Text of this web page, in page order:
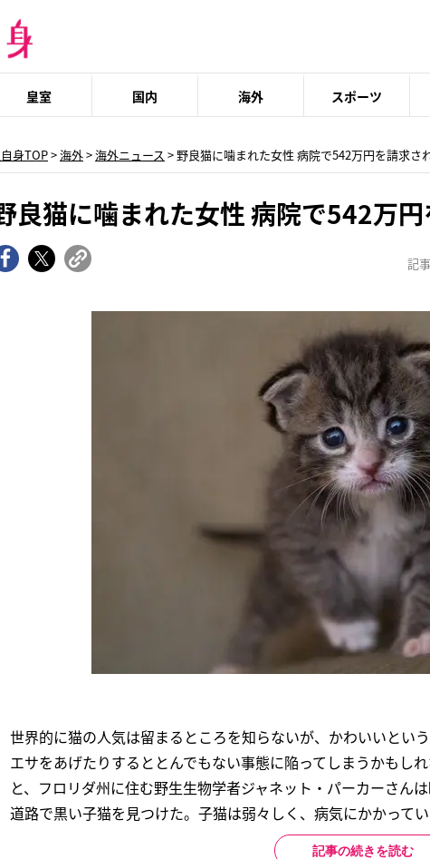
皇室 国内 海外 スポーツ
身TOP>海外>海外ニュース > 野良猫に噛まれた女性 病院で542万円を請求さ
良猫に噛まれた女性 病院で542万
記
世界的に猫の人気は留まるところを知らないが、かわいいとい
エサをあげたりするととんでもない事態に陥ってしまうかもし
と、フロリダ州に住む野生生物学者ジャネット・パーカーさん
道路で黒い子猫を見つけた。子猫は弱々しく、病気にかかって
記事の続きを読む